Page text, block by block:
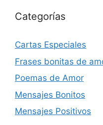
Categorías
Cartas Especiales
Frases bonitas de
Poemas de Amor
Mensajes Bonitos
Mensajes Positivos